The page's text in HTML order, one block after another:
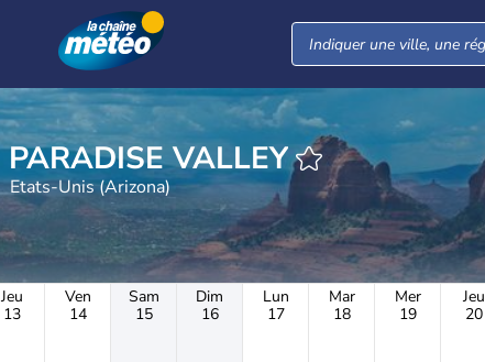
METEO PARADISE VALLEY
Etats-Unis (Arizona)
Jeu
13
Ven
14
Sam
15
Dim
16
Lun
17
Mar
18
Mer
19
Jeu
20